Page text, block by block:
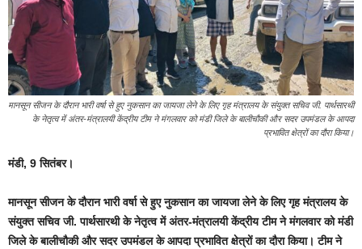
मानसून सीजन के दौरान भारी वर्षा से हुए नुकसान का जायजा लेने के लिए गृह मंत्रालय के संयुक्त सचिव जी. पार्थसारथी
के नेतृत्व में अंतर-मंत्रालयी केंद्रीय टीम ने मंगलवार को मंडी जिले के बालीचौकी और सदर उपमंडल के आपदा
प्रभावित क्षेत्रों का दौरा किया।
मंडी, 9 सितंबर।
मानसून सीजन के दौरान भारी वर्षा से हुए नुकसान का जायजा लेने के लिए गृह मंत्रालय के
संयुक्त सचिव जी. पार्थसारथी के नेतृत्व में अंतर-मंत्रालयी केंद्रीय टीम ने मंगलवार को मंडी
जिले के बालीचौकी और सदर उपमंडल के आपदा प्रभावित क्षेत्रों का दौरा किया। टीम ने